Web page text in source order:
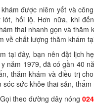
được niêm yết và
hối lộ. Hơn nữa, khi
thai nhanh gọn và thăm
về chất lượng thăm khám
tại đây, bạn nên đặt lịch
năm 1979, đã có gần 40
thăm khám và điều trị
sức khỏe thai sản,
theo đường dây nóng